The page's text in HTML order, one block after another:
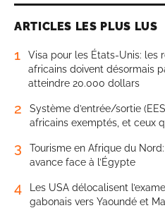
ARTICLES LES PLUS LUS
1
Visa pour les États-Unis: les
africains doivent désormais
atteindre 20.000 dollars
2
Système d’entrée/sortie
africains exemptés, et ceux
3
Tourisme en Afrique du
avance face à l’Égypte
4
Les USA délocalisent
gabonais vers Yaoundé et